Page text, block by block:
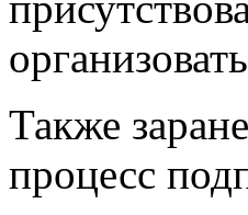
Также
процесс